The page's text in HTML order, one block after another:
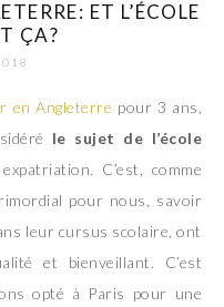
ET L’ÉCOLE
ÇA?
en Angleterre pour 3 ans,
le sujet de l’école
C’est, comme
pour nous, savoir
leur cursus scolaire, ont
et bienveillant. C’est
opté à Paris pour une